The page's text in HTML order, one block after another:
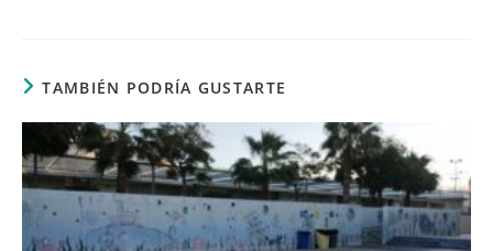
TAMBIÉN PODRÍA GUSTARTE